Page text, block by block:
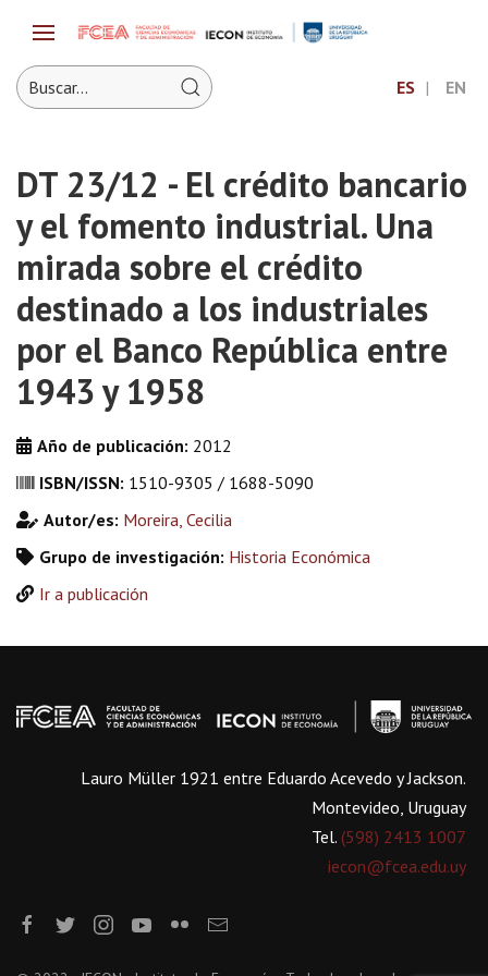
ES EN
DT 23/12 - El crédito bancario
y el fomento industrial. Una
mirada sobre el crédito
destinado a los industriales
por el Banco República entre
1943 y 1958
Año de publicación: 2012
ISBN/ISSN: 1510-9305 / 1688-5090
Autor/es: Moreira, Cecilia
Grupo de investigación: Historia Económica
Ir a publicación
Lauro Müller 1921 entre Eduardo Acevedo y Jackson.
Montevideo, Uruguay
Tel. (598) 2413 1007
iecon@fcea.edu.uy